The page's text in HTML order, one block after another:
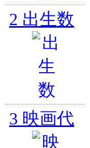
2 出生数
3 映画代